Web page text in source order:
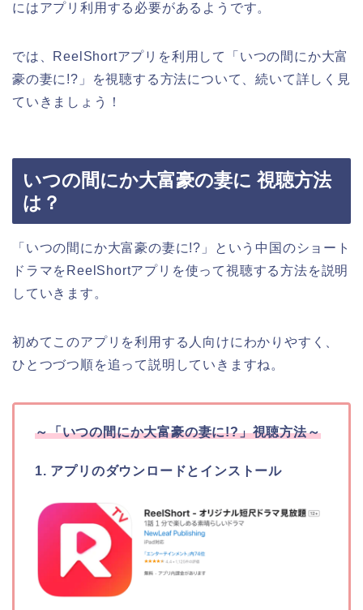
にはアプリ利用する必要があるようです。
では、ReelShortアプリを利用して
「いつの間にか大富
豪の妻に!? 」
を視聴する方法について、続いて詳しく見
ていきましょう！
いつの間にか大富豪の妻に 視聴方法
は？
「いつの間にか大富豪の妻に!?」という中国のショート
ドラマをReelShortアプリを使って視聴する方法を説明
していきます。
初めてこのアプリを利用する人向けにわかりやすく、
ひとつづつ順を追って説明していきますね。
～「いつの間にか大富豪の妻に!?」視聴方法～
1. アプリのダウンロードとインストール